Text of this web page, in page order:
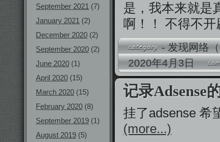
September 2021 (7)
January 2021 (2)
December 2020 (2)
September 2020 (2)
June 2020 (1)
April 2020 (15)
March 2020 (15)
February 2020 (8)
September 2019 (1)
August 2019 (5)
是，我本来就是
啊！！ 不得不
-发现网络
2020年4月3日
记录Adsense
挂了adsense 希
(more...)